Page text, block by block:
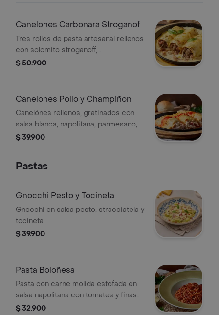
Canelones Carbonara Stroganof
Tres rollos de pasta artesanal rellenos
con solomito stroganoff,
champiñones, tocineta, y
$ 50.900
Canelones Pollo y Champiñon
Canelónes rellenos, gratinados con
salsa blanca, napolitana, parmesano,
jamón artesanal, champiñonesy queso
$ 39.900
Pastas
Gnocchi Pesto y Tocineta
Gnocchi en salsa pesto, stracciatela y
tocineta
$ 39.900
Pasta Boloñesa
Pasta con carne molida estofada en
salsa napolitana con tomates y finas
hierbas
$ 32.900